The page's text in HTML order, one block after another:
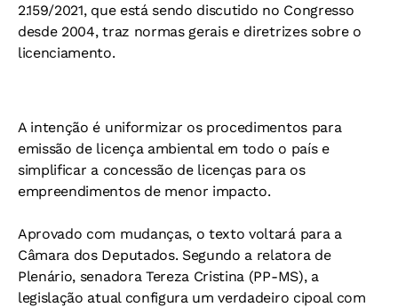
2.159/2021, que está sendo discutido no Congresso
desde 2004, traz normas gerais e diretrizes sobre o
licenciamento.
A intenção é uniformizar os procedimentos para
emissão de licença ambiental em todo o país e
simplificar a concessão de licenças para os
empreendimentos de menor impacto.
Aprovado com mudanças, o texto voltará para a
Câmara dos Deputados. Segundo a relatora de
Plenário, senadora Tereza Cristina (PP-MS), a
legislação atual configura um verdadeiro cipoal com